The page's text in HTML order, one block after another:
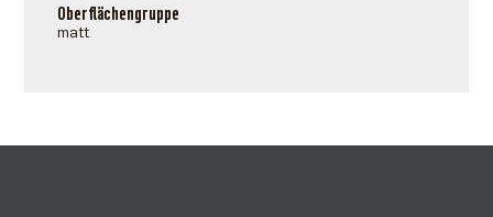
Oberflächengruppe
matt